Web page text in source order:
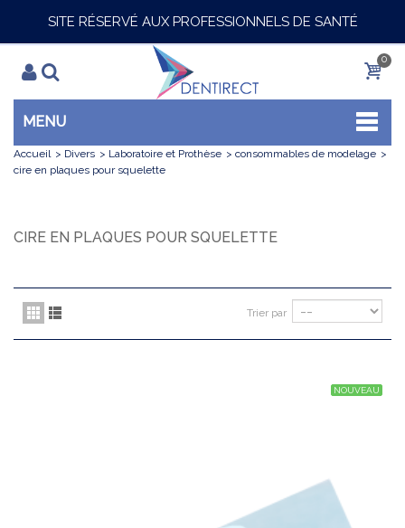
SITE RÉSERVÉ AUX PROFESSIONNELS DE SANTÉ
0
MENU
Accueil > Divers > Laboratoire et Prothèse > consommables de modelage >
cire en plaques pour squelette
CIRE EN PLAQUES POUR SQUELETTE
Trier par
NOUVEAU